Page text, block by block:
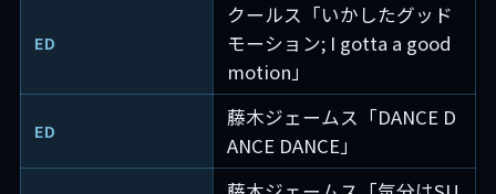
ED
クールス「いかしたグッド
モーション; I gotta a good
motion」
ED
藤木ジェームス「DANCE D
ANCE DANCE」